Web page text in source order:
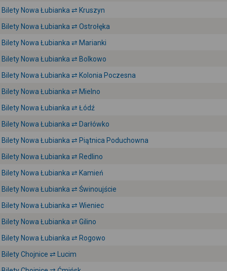
Bilety Nowa Łubianka ⇄ Kruszyn
Bilety Nowa Łubianka ⇄ Ostrołęka
Bilety Nowa Łubianka ⇄ Marianki
Bilety Nowa Łubianka ⇄ Bolkowo
Bilety Nowa Łubianka ⇄ Kolonia Poczesna
Bilety Nowa Łubianka ⇄ Mielno
Bilety Nowa Łubianka ⇄ Łódź
Bilety Nowa Łubianka ⇄ Darłówko
Bilety Nowa Łubianka ⇄ Piątnica Poduchowna
Bilety Nowa Łubianka ⇄ Redlino
Bilety Nowa Łubianka ⇄ Kamień
Bilety Nowa Łubianka ⇄ Świnoujście
Bilety Nowa Łubianka ⇄ Wieniec
Bilety Nowa Łubianka ⇄ Gilino
Bilety Nowa Łubianka ⇄ Rogowo
Bilety Chojnice ⇄ Lucim